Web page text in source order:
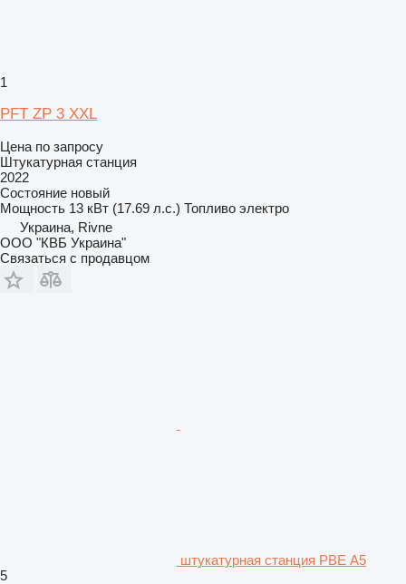
1
PFT ZP 3 XXL
Цена по запросу
Штукатурная станция
2022
Состояние новый
Мощность 13 кВт (17.69 л.с.) Топливо электро
Украина, Rivne
ООО "КВБ Украина"
Связаться с продавцом
штукатурная станция PBE А5
5